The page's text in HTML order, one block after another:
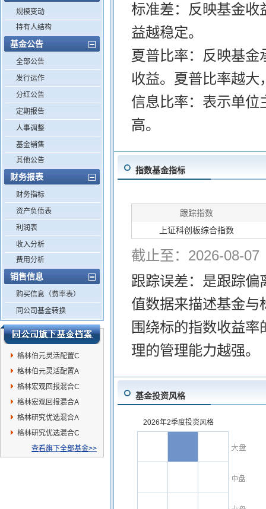
规模变动
持有人结构
基金公告
全部公告
发行运作
分红公告
定期报告
人事调整
基金销售
其他公告
财务报表
财务指标
资产负债表
利润表
收入分析
费用分析
销售信息
购买信息（费率表）
同公司基金转换
格林伯元灵活配置C
格林伯元灵活配置A
格林宏观回报混合C
格林宏观回报混合A
格林研究优选混合A
格林研究优选混合C
查看旗下全部基金>>
标准差：反映基金收
益越稳定。
夏普比率：反映基金
收益。夏普比率越大
信息比率：表示单位
高。
指数基金指标
跟踪指数
上证科创板综合指数
截止至：2026-08-07
跟踪误差：是跟踪
值数据来描述基金与
围绕标的指数收益
理的管理能力越强。
基金投资风格
2026年2季度投资风格